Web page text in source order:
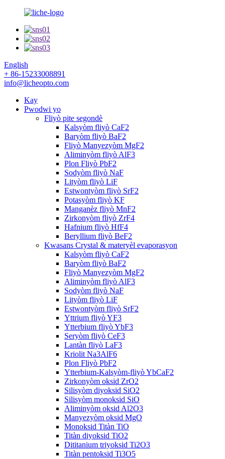
English
+ 86-15233008891
info@licheopto.com
Kay
Pwodwi yo
Fliyò pite segondè
Kalsyòm fliyò CaF2
Baryòm fliyò BaF2
Fliyò Manyezyòm MgF2
Aliminyòm fliyò AlF3
Plon Fliyò PbF2
Sodyòm fliyò NaF
Lityòm fliyò LiF
Estwontyòm fliyò SrF2
Potasyòm fliyò KF
Manganèz fliyò MnF2
Zirkonyòm fliyò ZrF4
Hafnium fliyò HfF4
Beryllium fliyò BeF2
Kwasans Crystal & materyèl evaporasyon
Kalsyòm fliyò CaF2
Baryòm fliyò BaF2
Fliyò Manyezyòm MgF2
Aliminyòm fliyò AlF3
Sodyòm fliyò NaF
Lityòm fliyò LiF
Estwontyòm fliyò SrF2
Yttrium fliyò YF3
Ytterbium fliyò YbF3
Seryòm fliyò CeF3
Lantàn fliyò LaF3
Kriolit Na3AlF6
Plon Fliyò PbF2
Ytterbium-Kalsyòm-fliyò YbCaF2
Zirkonyòm oksid ZrO2
Silisyòm diyoksid SiO2
Silisyòm monoksid SiO
Aliminyòm oksid Al2O3
Manyezyòm oksid MgO
Monoksid Titàn TiO
Titàn diyoksid TiO2
Dititanium triyoksid Ti2O3
Titàn pentoksid Ti3O5